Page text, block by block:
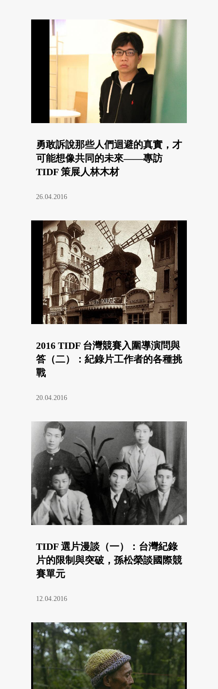
勇敢訴說那些人們迴避的真實，才
可能想像共同的未來——專訪
TIDF 策展人林木材
26.04.2016
2016 TIDF 台灣競賽入圍導演問與
答（二）：紀錄片工作者的各種挑
戰
20.04.2016
TIDF 選片漫談（一）：台灣紀錄
片的限制與突破，孫松榮談國際競
賽單元
12.04.2016